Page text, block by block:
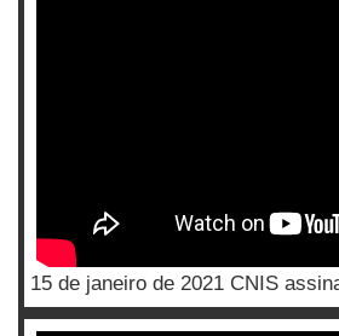
15 de janeiro de 2021 CNIS